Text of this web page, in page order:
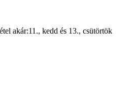
akár:11., kedd és 13., csütörtök